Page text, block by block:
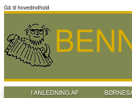
Gå til hovedindhold
I ANLEDNING AF